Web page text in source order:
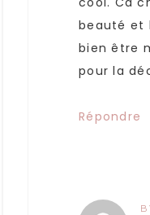
beauté et
bien être
pour la
Répondre